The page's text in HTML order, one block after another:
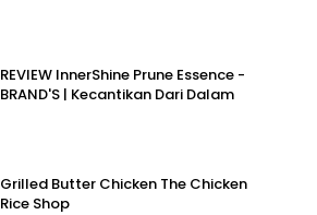
REVIEW InnerShine Prune Essence -
BRAND'S | Kecantikan Dari Dalam
Grilled Butter Chicken The Chicken
Rice Shop